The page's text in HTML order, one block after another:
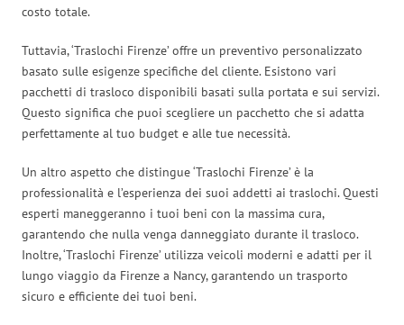
costo totale.
Tuttavia, ‘Traslochi Firenze’ offre un preventivo personalizzato
basato sulle esigenze specifiche del cliente. Esistono vari
pacchetti di trasloco disponibili basati sulla portata e sui servizi.
Questo significa che puoi scegliere un pacchetto che si adatta
perfettamente al tuo budget e alle tue necessità.
Un altro aspetto che distingue ‘Traslochi Firenze’ è la
professionalità e l’esperienza dei suoi addetti ai traslochi. Questi
esperti maneggeranno i tuoi beni con la massima cura,
garantendo che nulla venga danneggiato durante il trasloco.
Inoltre, ‘Traslochi Firenze’ utilizza veicoli moderni e adatti per il
lungo viaggio da Firenze a Nancy, garantendo un trasporto
sicuro e efficiente dei tuoi beni.